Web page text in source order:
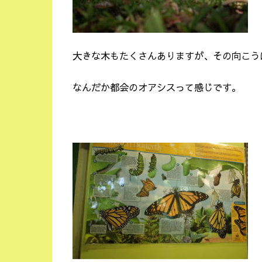
大きな木もたくさんありますが、その向こう
なんだか都会のオアシスって感じです。